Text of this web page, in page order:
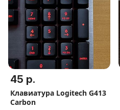
45 р.
Клавиатура Logitech G413
Carbon